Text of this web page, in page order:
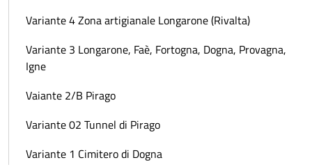
Variante 4 Zona artigianale Longarone (Rivalta)
Variante 3 Longarone, Faè, Fortogna, Dogna, Provagna,
Igne
Vaiante 2/B Pirago
Variante 02 Tunnel di Pirago
Variante 1 Cimitero di Dogna